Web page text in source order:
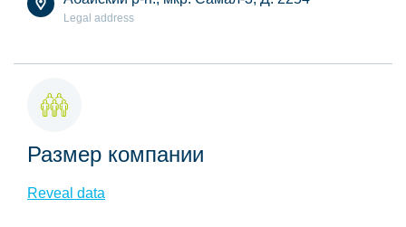
Legal address
Размер компании
Reveal data